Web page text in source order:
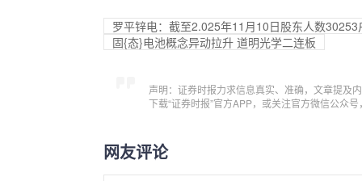
罗平锌电：截至2.025年11月10日股东人数30253
固{态}电池概念异动拉升 道明光学二连板
声明：证券时报力求信息真实、准确，文章提及
下载“证券时报”官方APP，或关注官方微信公众
网友评论